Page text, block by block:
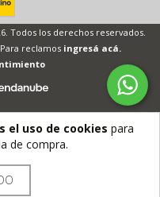
el uso de cookies para
de compra.
Todos los derechos reservados.
reclamos ingresá acá.